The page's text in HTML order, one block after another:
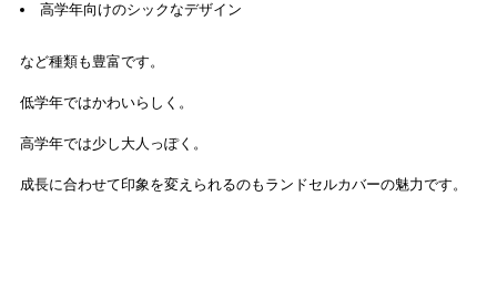
高学年向けのシックなデザイン
など種類も豊富です。
低学年ではかわいらしく。
高学年では少し大人っぽく。
成長に合わせて印象を変えられるのもランドセルカバーの魅力です。